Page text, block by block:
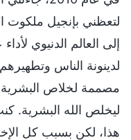
لتعظني بإنجيل ملكوت
إلى العالم الدنيوي
لدينونة الناس
مصممة لخلاص البشرية
ليخلص الله البشرية.
هذا، لكن بسبب كل